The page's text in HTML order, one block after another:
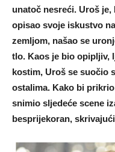
unatoč nesreći. Uroš
opisao svoje iskustvo
zemljom, našao se
tlo. Kaos je bio opipljiv,
kostim, Uroš se suočio
ostalima. Kako bi
snimio sljedeće scene
besprijekoran,